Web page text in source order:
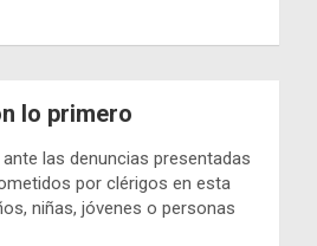
lo primero
las denuncias presentadas
por clérigos en esta
niñas, jóvenes o personas